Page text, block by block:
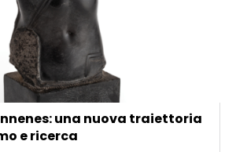
una nuova traiettoria
e ricerca